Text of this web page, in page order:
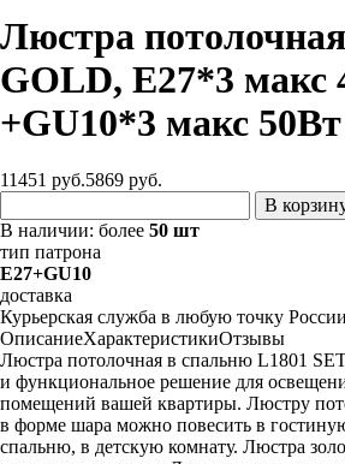
Люстра
GOLD, Е27*3 макс
+GU10*3 макс 50Вт
11451 руб.5869 руб.
В
В наличии: более 50 шт
тип патрона
E27+GU10
доставка
Курьерская служба в любую точку России
ОписаниеХарактеристикиОтзывы
Люстра потолочная в спальню L1801
и функциональное решение для
помещений вашей квартиры. Люстру
в форме шара можно повесить в
спальню, в детскую комнату. Люстра